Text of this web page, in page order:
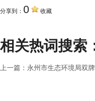
分享到： 0 收藏
相关热词搜索
上一篇： 永州市生态环境局双